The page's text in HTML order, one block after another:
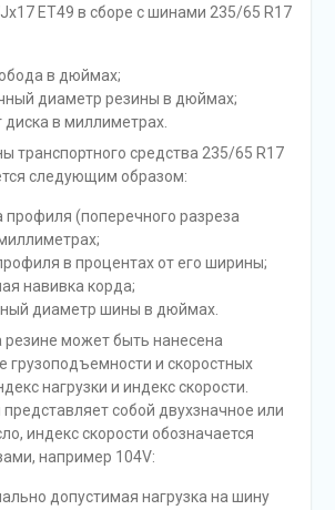
ET49 в сборе с шинами 235/65 R17
в дюймах;
диаметр резины в дюймах;
диска в миллиметрах.
транспортного средства 235/65 R17
следующим образом:
(поперечного разреза
в процентах от его ширины;
навивка корда;
диаметр шины в дюймах.
резине может быть нанесена
грузоподъемности и скоростных
нагрузки и индекс скорости.
представляет собой двухзначное или
индекс скорости обозначается
например 104V:
допустимая нагрузка на шину